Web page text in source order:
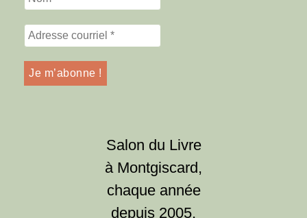
Salon du Livre
à Montgiscard,
chaque année
depuis 2005,